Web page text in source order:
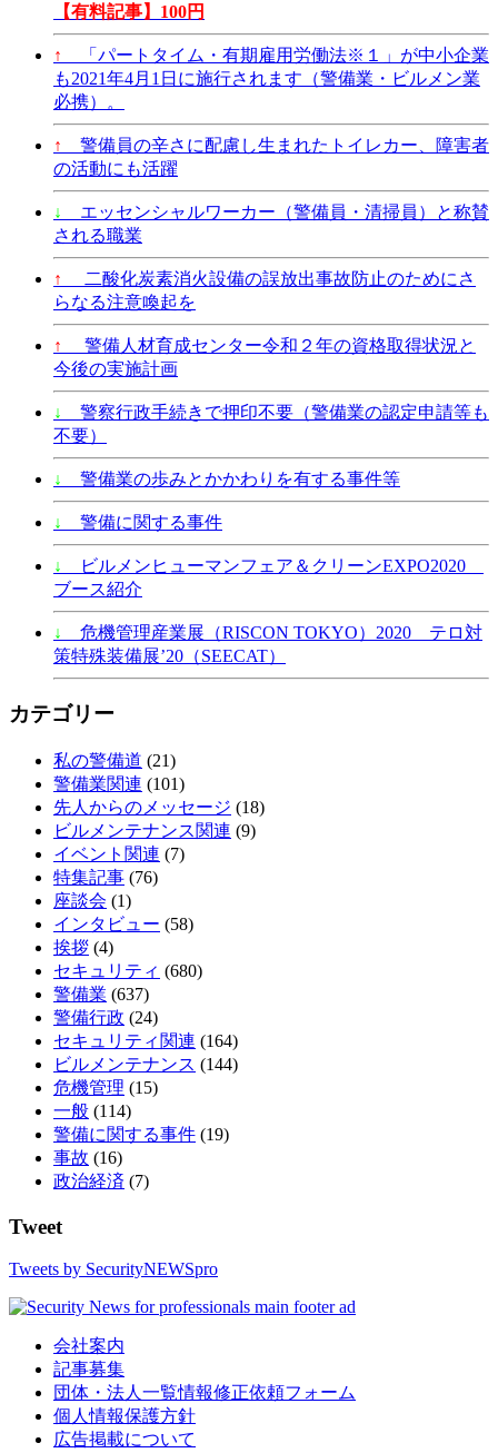
【有料記事】100円
↑
「パートタイム・有期雇用労働法※１」が中小企業
も2021年4月1日に施行されます（警備業・ビルメン業
必携）。
↑
警備員の辛さに配慮し生まれたトイレカー、障害者
の活動にも活躍
↓
エッセンシャルワーカー（警備員・清掃員）と称賛
される職業
↑
二酸化炭素消火設備の誤放出事故防止のためにさ
らなる注意喚起を
↑
警備人材育成センター令和２年の資格取得状況と
今後の実施計画
↓
警察行政手続きで押印不要（警備業の認定申請等も
不要）
↓ 警備業の歩みとかかわりを有する事件等
↓ 警備に関する事件
↓
ビルメンヒューマンフェア＆クリーンEXPO2020
ブース紹介
↓
危機管理産業展（RISCON TOKYO）2020 テロ対
策特殊装備展’20（SEECAT）
カテゴリー
私の警備道 (21)
警備業関連 (101)
先人からのメッセージ (18)
ビルメンテナンス関連 (9)
イベント関連 (7)
特集記事 (76)
座談会 (1)
インタビュー (58)
挨拶 (4)
セキュリティ (680)
警備業 (637)
警備行政 (24)
セキュリティ関連 (164)
ビルメンテナンス (144)
危機管理 (15)
一般 (114)
警備に関する事件 (19)
事故 (16)
政治経済 (7)
Tweet
Tweets by SecurityNEWSpro
会社案内
記事募集
団体・法人一覧情報修正依頼フォーム
個人情報保護方針
広告掲載について